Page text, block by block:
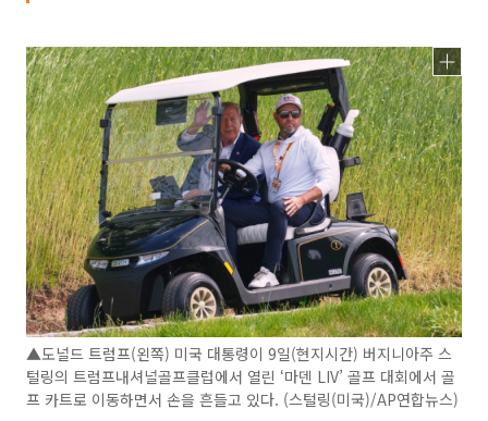
▲도널드 트럼프(왼쪽) 미국 대통령이 9일(현지시간) 버지니아주 스
털링의 트럼프내셔널골프클럽에서 열린 ‘마덴 LIV’ 골프 대회에서 골
프 카트로 이동하면서 손을 흔들고 있다. (스털링(미국)/AP연합뉴스)